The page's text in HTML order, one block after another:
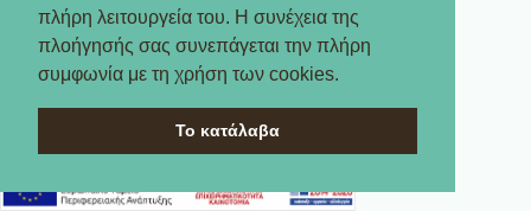
πλήρη λειτουργεία του. Η συνέχεια της
πλοήγησής σας συνεπάγεται την πλήρη
συμφωνία με τη χρήση των cookies.
Το κατάλαβα